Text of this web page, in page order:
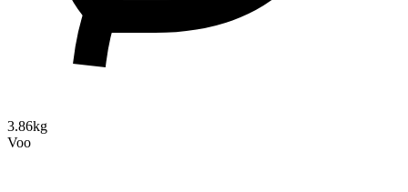
3.86kg
Voo